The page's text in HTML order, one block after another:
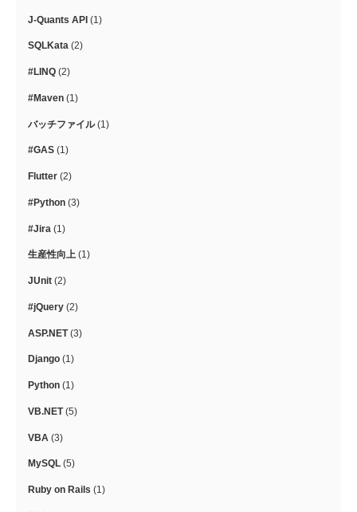
J-Quants API (1)
SQLKata (2)
#LINQ (2)
#Maven (1)
バッチファイル(1)
#GAS (1)
Flutter (2)
#Python (3)
#Jira (1)
生産性向上 (1)
JUnit (2)
#jQuery (2)
ASP.NET(3)
Django (1)
Python (1)
VB.NET(5)
VBA (3)
MySQL (5)
Ruby on Rails (1)